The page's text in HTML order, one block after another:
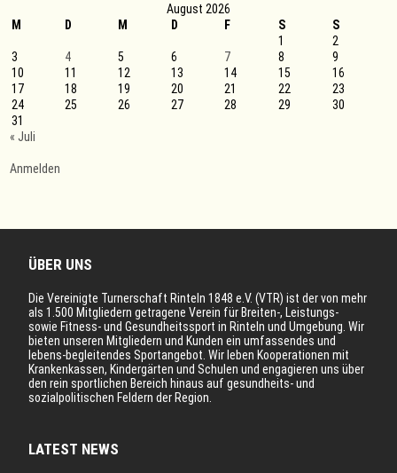
August 2026
M
D M D F S
S
1
2
3
4 5 6 7 8
9
10
11 12 13 14 15
16
17
18 19 20 21 22
23
24
25 26 27 28 29
30
31
« Juli
Anmelden
ÜBER UNS
Die Vereinigte Turnerschaft Rinteln 1848 e.V. (VTR) ist der von mehr
als 1.500 Mitgliedern getragene Verein für Breiten-, Leistungs-
sowie Fitness- und Gesundheitssport in Rinteln und Umgebung. Wir
bieten unseren Mitgliedern und Kunden ein umfassendes und
lebens-begleitendes Sportangebot. Wir leben Kooperationen mit
Krankenkassen, Kindergärten und Schulen und engagieren uns über
den rein sportlichen Bereich hinaus auf gesundheits- und
sozialpolitischen Feldern der Region.
LATEST NEWS